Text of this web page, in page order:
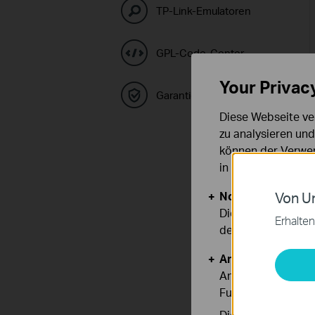
TP-Link-Emulatoren
GPL-Code-Center
Garantie
Von
Your
Diese Webseite
zu analysieren
können der
in unseren
Notwendige
Diese Cookies
deaktiviert werden.
Analyse- und
Analyse-Cookies
Funktionsweise